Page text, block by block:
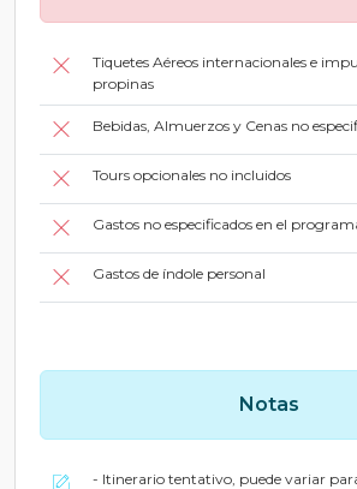
Tiquetes Aéreos internacionales e
propinas
Bebidas, Almuerzos y Cenas no
Tours opcionales no incluidos
Gastos no especificados en el
Gastos de índole personal
Notas
- Itinerario tentativo, puede variar